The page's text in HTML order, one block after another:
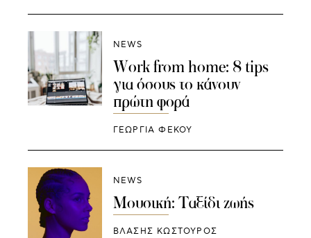
NEWS
Work from home: 8 tips
για όσους το κάνουν
πρώτη φορά
ΓΕΩΡΓΙΑ ΦΕΚΟΥ
NEWS
Μουσική: Ταξίδι ζωής
ΒΛΑΣΗΣ ΚΩΣΤΟΥΡΟΣ